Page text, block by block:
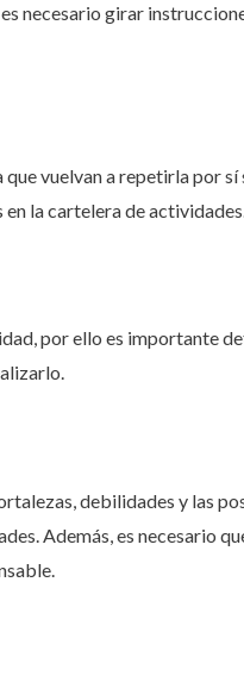
necesario girar
vuelvan a repetirla por
la cartelera de actividades.
por ello es importante
debilidades y las
Además, es necesario